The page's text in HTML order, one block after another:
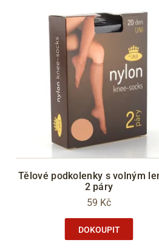
Tělové podkolenky s volným
2 páry
59 Kč
DOKOUPIT